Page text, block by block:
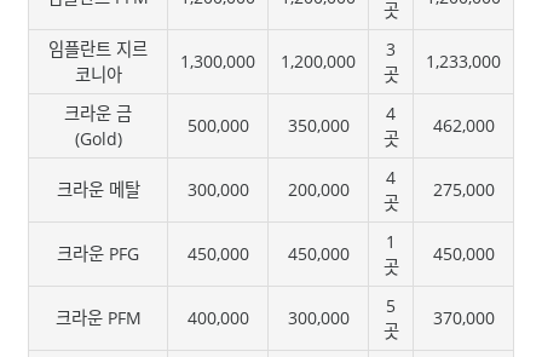
곳
임플란트 지르
코니아
1,300,000 1,200,000
3
곳
1,233,000
크라운 금
(Gold)
500,000 350,000
4
곳
462,000
크라운 메탈 300,000 200,000
4
곳
275,000
크라운 PFG 450,000 450,000
1
곳
450,000
크라운 PFM 400,000 300,000
5
곳
370,000